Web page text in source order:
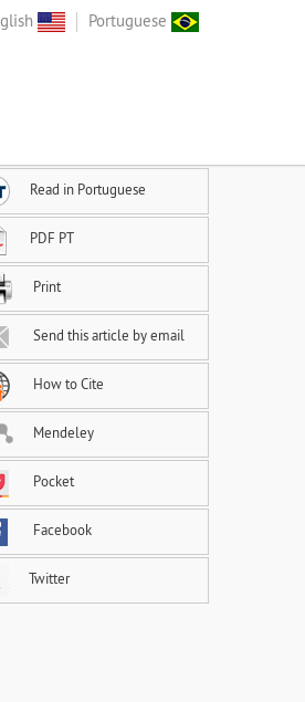
Portuguese
Read in Portuguese
PDF PT
Print
Send this article by email
How to Cite
Mendeley
Pocket
Facebook
Twitter